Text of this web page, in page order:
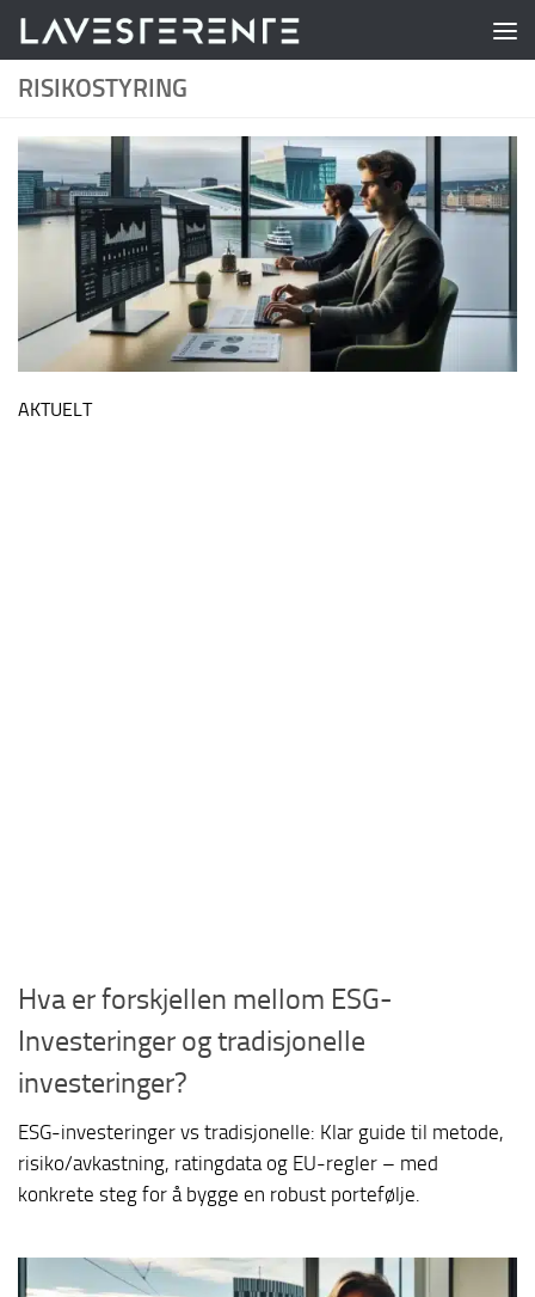
Skip to content
RISIKOSTYRING
AKTUELT
Hva er forskjellen mellom ESG-
Investeringer og tradisjonelle
investeringer?
ESG-investeringer vs tradisjonelle: Klar guide til metode,
risiko/avkastning, ratingdata og EU-regler – med
konkrete steg for å bygge en robust portefølje.